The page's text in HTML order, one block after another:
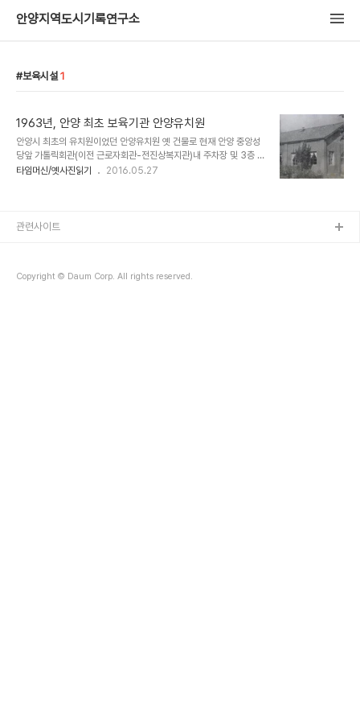
안양지역도시기록연구소
보육시설 1
1963년, 안양 최초 보육기관 안양유치원
안양시 최초의 유치원이었던 안양유치원 옛 건물로 현재 안양 중앙성
당앞 가톨릭회관(이전 근로자회관-전진상복지관)내 주차장 및 3층 건
물 자리) 자리에 자리하고 있었지요. 신부님이 원장으로 천주교 장내
립돼 개원을 했으니 참으로 역사가 길지요.
타임머신/옛사진읽기 2016.05.27
Copyright © Daum Corp. All rights reserved.
관련사이트